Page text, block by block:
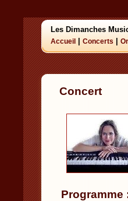
Les Dimanches
Accueil Concerts
Concert
Programme